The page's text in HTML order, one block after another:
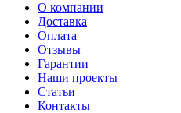
О компании
Доставка
Оплата
Отзывы
Гарантии
Наши проекты
Статьи
Контакты